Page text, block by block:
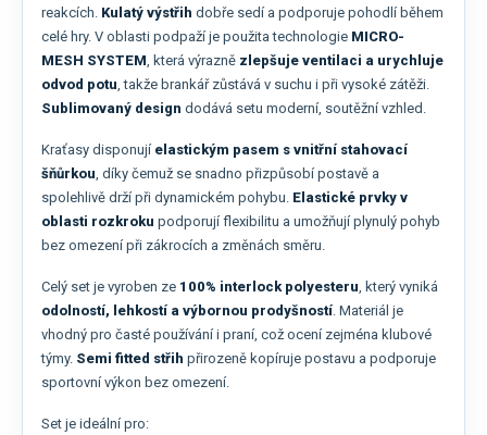
reakcích. Kulatý výstřih dobře sedí a podporuje pohodlí během
celé hry. V oblasti podpaží je použita technologie MICRO-
MESH SYSTEM , která výrazně zlepšuje ventilaci a urychluje
odvod potu , takže brankář zůstává v suchu i při vysoké zátěži.
Sublimovaný design dodává setu moderní, soutěžní vzhled.
Kraťasy disponují elastickým pasem s vnitřní stahovací
šňůrkou , díky čemuž se snadno přizpůsobí postavě a
spolehlivě drží při dynamickém pohybu. Elastické prvky v
oblasti rozkroku podporují flexibilitu a umožňují plynulý pohyb
bez omezení při zákrocích a změnách směru.
Celý set je vyroben ze 100% interlock polyesteru , který vyniká
odolností, lehkostí a výbornou prodyšností . Materiál je
vhodný pro časté používání i praní, což ocení zejména klubové
týmy. Semi fitted střih přirozeně kopíruje postavu a podporuje
sportovní výkon bez omezení.
Set je ideální pro: